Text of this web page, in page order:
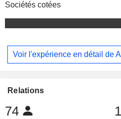
Sociétés cotées
Voir l'expérience en détail de
Relations
74